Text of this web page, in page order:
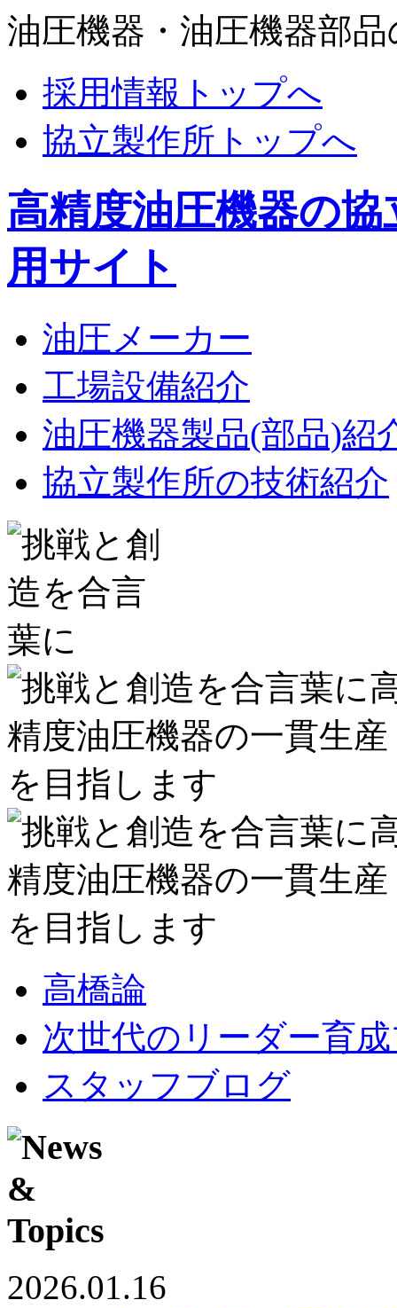
油圧機器・油圧機器部
採用情報トップへ
協立製作所トップへ
高精度油圧機器の
用サイト
油圧メーカー
工場設備紹介
油圧機器製品(部品)紹
協立製作所の技術紹介
高橋論
次世代のリーダー育
スタッフブログ
2026.01.16